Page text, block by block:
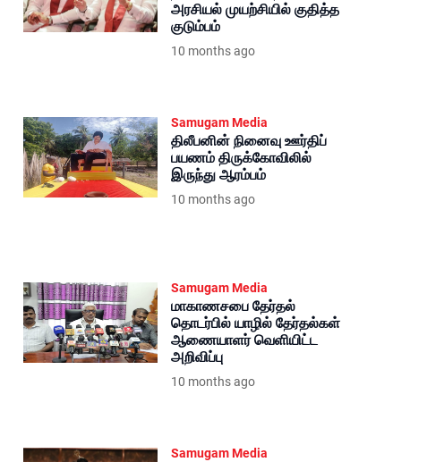
அரசியல் முயற்சியில் குதித்த
குடும்பம்
10 months ago
Samugam Media
திலீபனின் நினைவு ஊர்திப்
பயணம் திருக்கோவிலில்
இருந்து ஆரம்பம்
10 months ago
Samugam Media
மாகாணசபை தேர்தல்
தொடர்பில் யாழில் தேர்தல்கள்
ஆணையாளர் வெளியிட்ட
அறிவிப்பு
10 months ago
Samugam Media